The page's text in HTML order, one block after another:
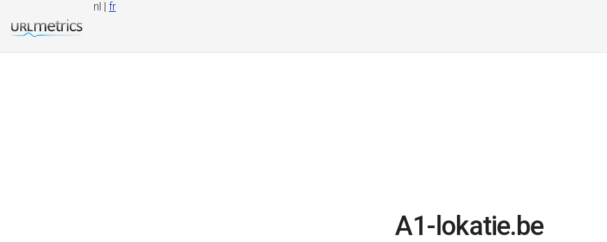
nl | fr
A1-lokatie.be